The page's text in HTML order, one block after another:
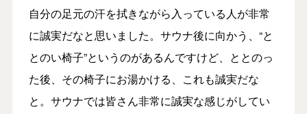
自分の足元の汗を拭きながら入っている人が非常
に誠実だなと思いました。サウナ後に向かう、“と
とのい椅子”というのがあるんですけど、ととのっ
た後、その椅子にお湯かける、これも誠実だな
と。サウナでは皆さん非常に誠実な感じがしてい